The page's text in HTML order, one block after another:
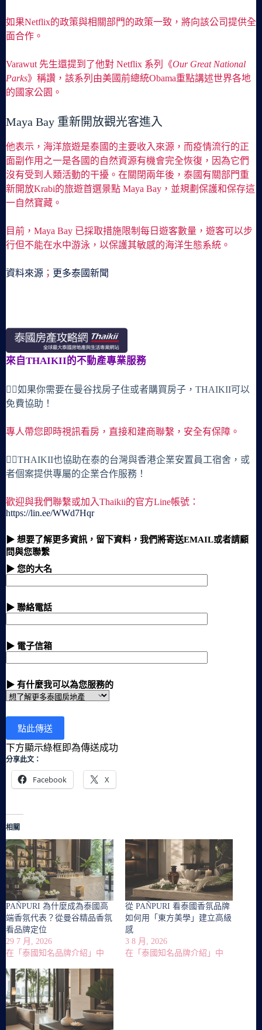
如果Netflix的政策與相關部門的政策一致，將向該公司提供全
面合作。
Varawut 先生還提到了他對 Netflix 系列《Our Great National
Parks》稱讚，該系列由美國前總統Obama重點講述世界各地
的國家公園。
Maya Bay 重新開放觀光客進入
他表示，海洋旅遊是泰國的主要收入來源，而疫情流行的正
面副作用之一是各國的自然資源有機會完全恢復，因為它們
沒有受到人類活動的干擾。在關閉兩年後，泰國有關部門重
新開放Krabi的旅遊首選景點 Maya Bay，並規劃保護和保存這
一自然寶藏。
目前，Maya Bay 已採取措施限制每日遊客數量，遊客可以步
行但不能在水中游泳，以保護其敏感的海洋生態系統。
資料來源 ； 更多泰國新聞
來自THAIKII的不動產專業服務
🙋‍♀️如果你需要在曼谷找房子住或者購買房子，THAIKII可以
免費協助！
專人帶您即時視訊看房，直接和建商聯繫，安全有保障。
🙋‍♀️THAIKII也協助在泰的台灣與香港企業安置員工宿舍，或
者個案提供專屬的企業合作服務！
歡迎與我們聯繫或加入Thaikii的官方Line帳號：
https://lin.ee/WWd7Hqr
▶ 想要了解更多資訊，留下資料，我們將寄送EMAIL或者請顧
問與您聯繫
▶ 您的大名
▶ 聯絡電話
▶ 電子信箱
▶ 有什麼我可以為您服務的
下方顯示綠框即為傳送成功
分享此文：
Facebook X
相關
PAÑPURI 為什麼成為泰國高
端香氛代表？從曼谷精品香氛
看品牌定位
29 7 月, 2026
在「泰國知名品牌介紹」中
從 PAÑPURI 看泰國香氛品牌
如何用「東方美學」建立高級
感
3 8 月, 2026
在「泰國知名品牌介紹」中